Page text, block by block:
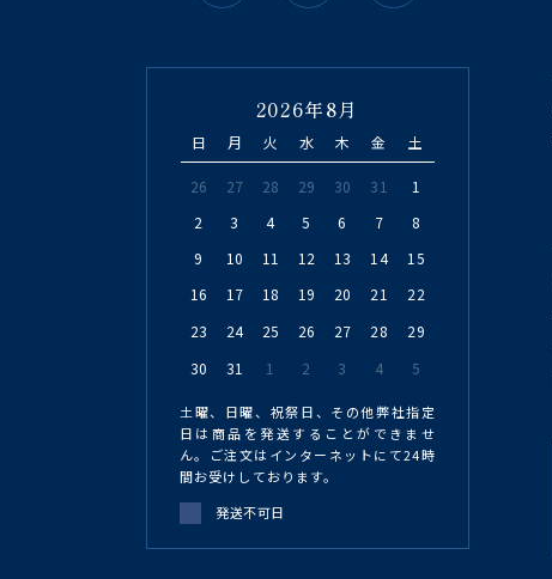
2026年8月
日 月 火 水 木 金 土
26 27 28 29 30 31
1
2
3 4 5 6 7
8
9
10 11 12 13 14
15
16
17 18 19 20 21
22
23
24 25 26 27 28
29
30
31 1 2 3 4 5
土曜、日曜、祝祭日、その他弊社指定
日は商品を発送することができませ
ん。ご注文はインターネットにて24時
間お受けしております。
発送不可日